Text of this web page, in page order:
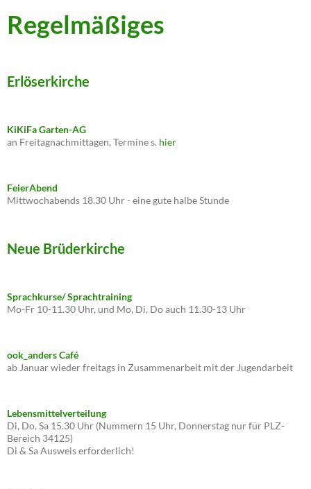
Regelmäßiges
Erlöserkirche
KiKiFa Garten-AG
an Freitagnachmittagen, Termine s. hier
FeierAbend
Mittwochabends 18.30 Uhr - eine gute halbe Stunde
Neue Brüderkirche
Sprachkurse/ Sprachtraining
Mo-Fr 10-11.30 Uhr, und Mo, Di, Do auch 11.30-13 Uhr
ook_anders Café
ab Januar wieder freitags in Zusammenarbeit mit der Jugendarbeit
Lebensmittelverteilung
Di, Do, Sa 15.30 Uhr (Nummern 15 Uhr, Donnerstag nur für PLZ-
Bereich 34125)
Di & Sa Ausweis erforderlich!